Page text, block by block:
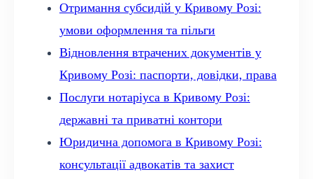
Отримання субсидій у Кривому Розі:
умови оформлення та пільги
Відновлення втрачених документів у
Кривому Розі: паспорти, довідки, права
Послуги нотаріуса в Кривому Розі:
державні та приватні контори
Юридична допомога в Кривому Розі:
консультації адвокатів та захист